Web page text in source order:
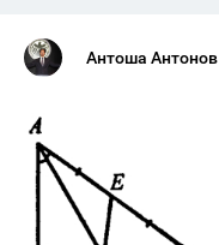
Антоша Антонов